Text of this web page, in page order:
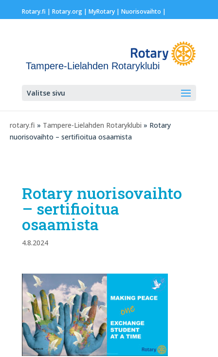
Rotary.fi | Rotary.org| MyRotary | Nuorisovaihto |
Tampere-Lielahden Rotaryklubi
Valitse sivu
rotary.fi » Tampere-Lielahden Rotaryklubi » Rotary
nuorisovaihto – sertifioitua osaamista
Rotary nuorisovaihto
– sertifioitua
osaamista
4.8.2024